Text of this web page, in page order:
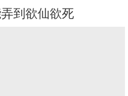
到欲仙欲死